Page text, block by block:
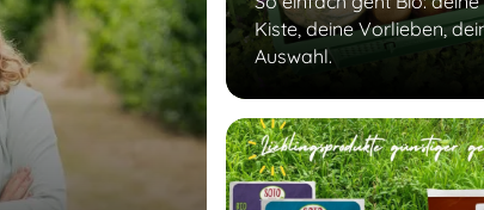
Kiste, deine Vorlieben,
Auswahl.